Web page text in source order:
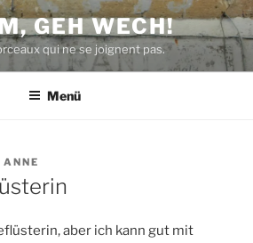
GEH WECH!
qui ne se joignent pas.
Menü
ANNE
aber ich kann gut mit